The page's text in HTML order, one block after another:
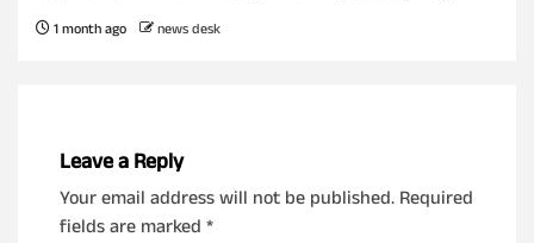
1 month ago news desk
Leave a Reply
Your email address will not be published. Required
fields are marked *